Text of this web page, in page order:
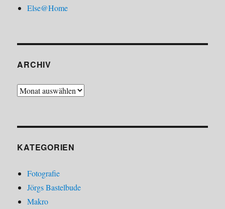
Else@Home
ARCHIV
Archiv
KATEGORIEN
Fotografie
Jörgs Bastelbude
Makro